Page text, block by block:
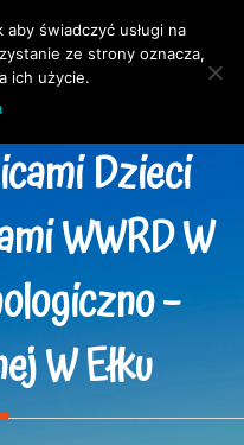
Zespołu
Dzieci
WWRD W
–
W Ełku
świadczyć usługi na
ze strony oznacza,
ich użycie.